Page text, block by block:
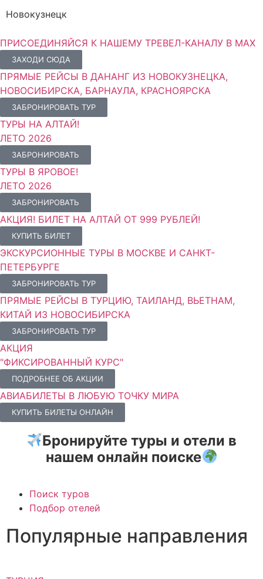
Новокузнецк
ПРИСОЕДИНЯЙСЯ К НАШЕМУ ТРЕВЕЛ-КАНАЛУ В MAX
ЗАХОДИ СЮДА
ПРЯМЫЕ РЕЙСЫ В ДАНАНГ ИЗ НОВОКУЗНЕЦКА,
НОВОСИБИРСКА, БАРНАУЛА, КРАСНОЯРСКА
ЗАБРОНИРОВАТЬ ТУР
ТУРЫ НА АЛТАЙ!
ЛЕТО 2026
ЗАБРОНИРОВАТЬ
ТУРЫ В ЯРОВОЕ!
ЛЕТО 2026
ЗАБРОНИРОВАТЬ
АКЦИЯ! БИЛЕТ НА АЛТАЙ ОТ 999 РУБЛЕЙ!
КУПИТЬ БИЛЕТ
ЭКСКУРСИОННЫЕ ТУРЫ В МОСКВЕ И САНКТ-
ПЕТЕРБУРГЕ
ЗАБРОНИРОВАТЬ ТУР
ПРЯМЫЕ РЕЙСЫ В ТУРЦИЮ, ТАИЛАНД, ВЬЕТНАМ,
КИТАЙ ИЗ НОВОСИБИРСКА
ЗАБРОНИРОВАТЬ ТУР
АКЦИЯ
"ФИКСИРОВАННЫЙ КУРС"
ПОДРОБНЕЕ ОБ АКЦИИ
АВИАБИЛЕТЫ В ЛЮБУЮ ТОЧКУ МИРА
КУПИТЬ БИЛЕТЫ ОНЛАЙН
Бронируйте туры и отели в
нашем онлайн поиске
Поиск туров
Подбор отелей
Популярные направления